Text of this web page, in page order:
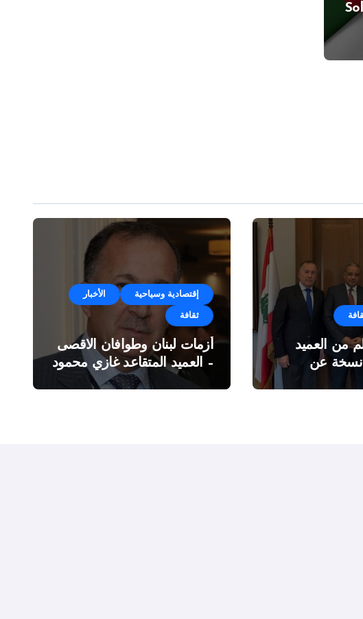
من العميد
نسخة عن
المالية
إقتصادية وسياحية الأخبار
ثقافة
أزمات لبنان وطوافان الاقصى
– العميد المتقاعد غازي محمود